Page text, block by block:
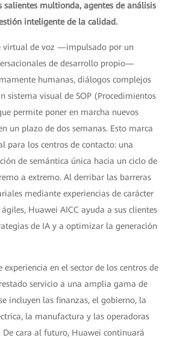
salientes multionda, agentes de análisis
inteligente de la calidad.
virtual de voz —impulsado por un
de desarrollo propio—
humanas, diálogos complejos
sistema visual de SOP (Procedimientos
permite poner en marcha nuevos
un plazo de dos semanas. Esto marca
para los centros de contacto: una
de semántica única hacia un ciclo de
a extremo. Al derribar las barreras
mediante experiencias de carácter
Huawei AICC ayuda a sus clientes
de IA y a optimizar la generación
experiencia en el sector de los centros de
servicio a una amplia gama de
incluyen las finanzas, el gobierno, la
la manufactura y las operadoras
De cara al futuro, Huawei continuará